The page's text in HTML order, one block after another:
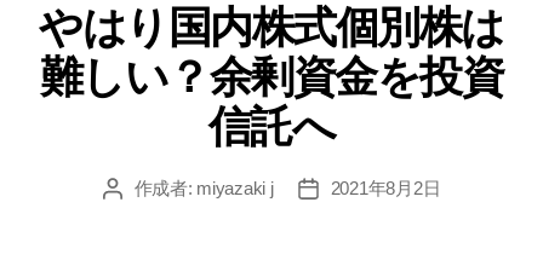
ゴ
リ
ー
やはり国内株式個別株は
難しい？余剰資金を投資
信託へ
投 作成者: miyazaki j
投
2021年8月2日